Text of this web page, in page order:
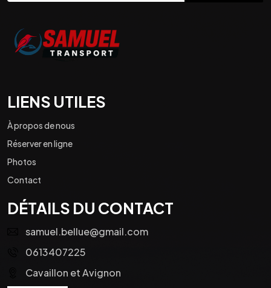
LIENS UTILES
À propos de nous
Réserver en ligne
Photos
Contact
DÉTAILS DU CONTACT
samuel.bellue@gmail.com
0613407225
Cavaillon et Avignon